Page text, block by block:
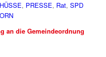
, PRESSE, Rat, SPD
an die Gemeindeordnung